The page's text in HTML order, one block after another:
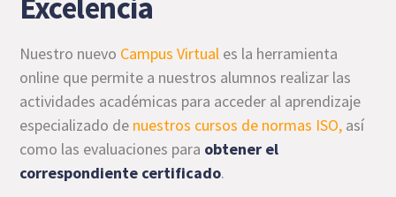
Excelencia
Nuestro nuevo Campus Virtual es la herramienta
online que permite a nuestros alumnos realizar las
actividades académicas para acceder al aprendizaje
especializado de nuestros cursos de normas ISO, así
como las evaluaciones para obtener el
correspondiente certificado.